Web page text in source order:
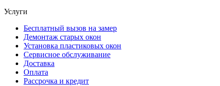
Услуги
Бесплатный вызов на замер
Демонтаж старых окон
Установка пластиковых окон
Сервисное обслуживание
Доставка
Оплата
Рассрочка и кредит